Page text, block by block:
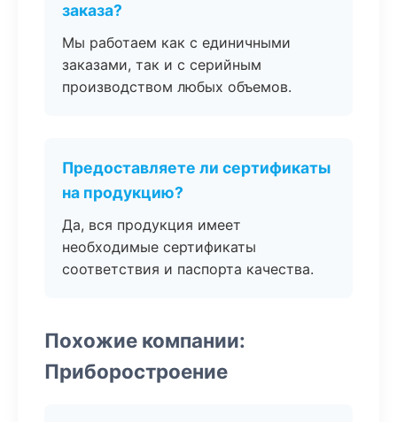
заказа?
Мы работаем как с единичными
заказами, так и с серийным
производством любых объемов.
Предоставляете ли сертификаты
на продукцию?
Да, вся продукция имеет
необходимые сертификаты
соответствия и паспорта качества.
Похожие компании:
Приборостроение